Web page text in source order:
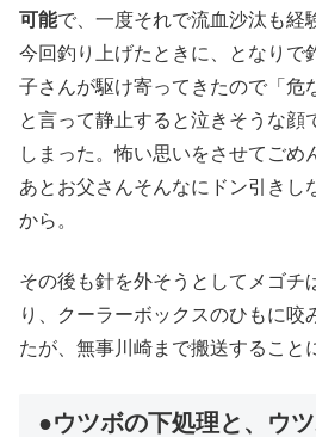
可能で、一度それで流血沙汰も経
今回釣り上げたときに、となりで
子さんが駆け寄ってきたので「危
と言って静止すると泣きそうな顔
しまった。怖い思いをさせてごめ
あとお父さんそんなにドン引きし
から。
その後も針を外そうとしてメゴチ
り、クーラーボックスのひもに咬
たが、無事川崎まで搬送すること
●ウツボの下処理と、ウ